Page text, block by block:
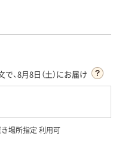
、8月8日（土）にお届け
き場所指定 利用可